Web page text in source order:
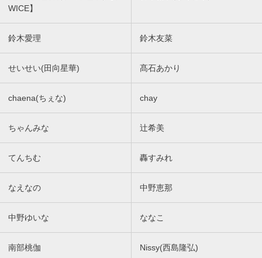
WICE】
鈴木愛理 鈴木友菜
せいせい(田向星華) 髙石あかり
chaena(ちぇな) chay
ちゃんみな 辻希美
てんちむ 轟すみれ
なえなの 中野恵那
中野ゆいな ななこ
南部桃伽 Nissy(西島隆弘)